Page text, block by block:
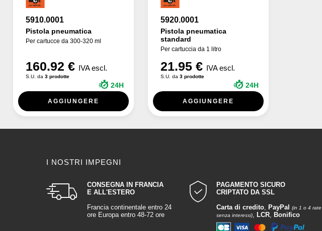
5910.0001
Pistola pneumatica
Per cartucce da 300-320 ml
160.92 € IVA escl.
S.U. da3 prodotte
24H
AGGIUNGERE
5920.0001
Pistola pneumatica
standard
Per cartuccia da 1 litro
21.95 € IVA escl.
S.U. da3 prodotte
24H
AGGIUNGERE
I NOSTRI IMPEGNI
CONSEGNA IN FRANCIA
E ALL'ESTERO
Francia continentale entro 24
ore Europa entro 48-72 ore
PAGAMENTO SICURO
CRIPTATO DA SSL
Carta di credito, PayPal
(in 1 o 4 rate
senza interessi), LCR, Bonifico